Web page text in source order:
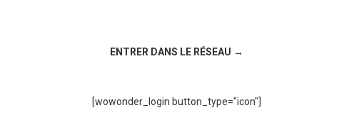
ENTRER DANS LE RÉSEAU →
[wowonder_login button_type="icon"]